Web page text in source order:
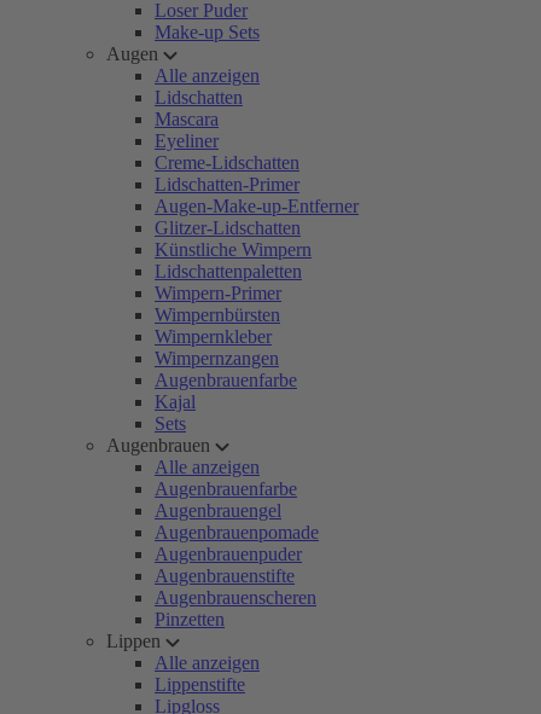
Loser Puder
Make-up Sets
Augen
Alle anzeigen
Lidschatten
Mascara
Eyeliner
Creme-Lidschatten
Lidschatten-Primer
Augen-Make-up-Entferner
Glitzer-Lidschatten
Künstliche Wimpern
Lidschattenpaletten
Wimpern-Primer
Wimpernbürsten
Wimpernkleber
Wimpernzangen
Augenbrauenfarbe
Kajal
Sets
Augenbrauen
Alle anzeigen
Augenbrauenfarbe
Augenbrauengel
Augenbrauenpomade
Augenbrauenpuder
Augenbrauenstifte
Augenbrauenscheren
Pinzetten
Lippen
Alle anzeigen
Lippenstifte
Lipgloss